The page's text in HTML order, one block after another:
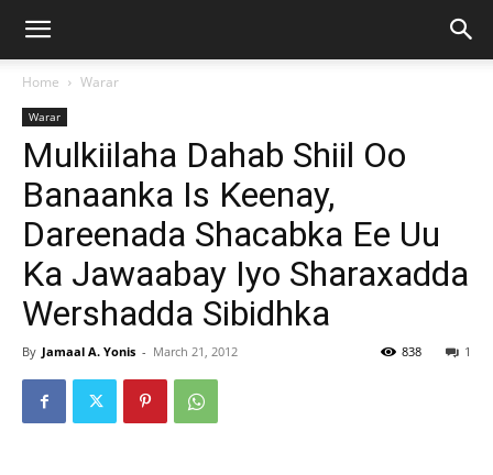
Home Warar
Warar
Mulkiilaha Dahab Shiil Oo
Banaanka Is Keenay,
Dareenada Shacabka Ee Uu
Ka Jawaabay Iyo Sharaxadda
Wershadda Sibidhka
By Jamaal A. Yonis - March 21, 2012 1
838